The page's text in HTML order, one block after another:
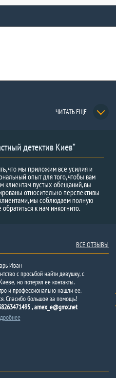
ЧИТАТЬ ЕЩЕ
детектив Киев”
что мы приложим все усилия и
опыт для того, чтобы вам
клиентам пустых обещаний, вы
относительно перспективы
мы соблюдаем полную
к нам инкогнито.
ВСЕ ОТЗЫВЫ
Иван
с просьбой найти девушку, с
но потерял ее контакты.
и профессионально нашли ее.
Спасибо большое за помощь!
, amex_e@gmx.net